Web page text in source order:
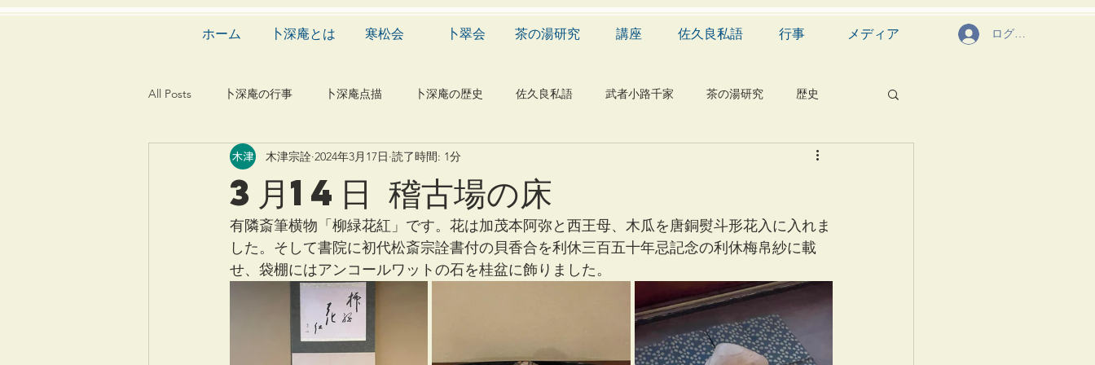
ホーム 卜深庵とは 寒松会 卜翠会 茶の湯研究 講座 佐久良私語 行事 メディア ログイン
All Posts 卜深庵の行事 卜深庵点描 卜深庵の歴史 佐久良私語 武者小路千家 茶の湯研究 歴史
漢詩 俳諧 文学 有職 民俗 食文化
建築 造園 動物 植物 自然科学 音楽 メディア blog 芸能 茶道具
3月14日 稽古場の床
木津宗詮 2024年3月17日 読了時間: 1分
有隣斎筆横物「柳緑花紅」です。花は加茂本阿弥と西王母、木瓜を唐銅熨斗形花入に入れま
した。そして書院に初代松斎宗詮書付の貝香合を利休三百五十年忌記念の利休梅帛紗に載
せ、袋棚にはアンコールワットの石を桂盆に飾りました。